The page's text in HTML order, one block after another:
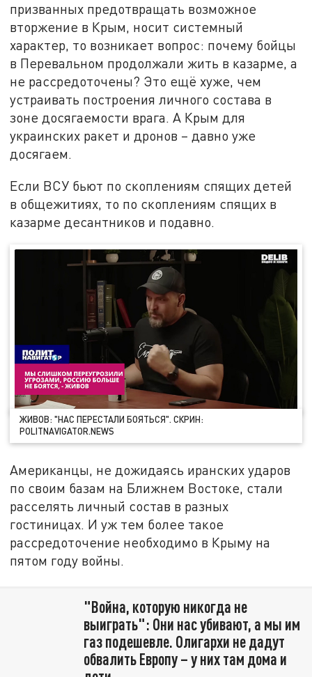
призванных предотвращать возможное
вторжение в Крым, носит системный
характер, то возникает вопрос: почему бойцы
в Перевальном продолжали жить в казарме, а
не рассредоточены? Это ещё хуже, чем
устраивать построения личного состава в
зоне досягаемости врага. А Крым для
украинских ракет и дронов – давно уже
досягаем.
Если ВСУ бьют по скоплениям спящих детей
в общежитиях, то по скоплениям спящих в
казарме десантников и подавно.
ЖИВОВ: "НАС ПЕРЕСТАЛИ БОЯТЬСЯ". СКРИН:
POLITNAVIGATOR.NEWS
Американцы, не дожидаясь иранских ударов
по своим базам на Ближнем Востоке, стали
расселять личный состав в разных
гостиницах. И уж тем более такое
рассредоточение необходимо в Крыму на
пятом году войны.
"Война, которую никогда не
выиграть": Они нас убивают, а мы им
газ подешевле. Олигархи не дадут
обвалить Европу – у них там дома и